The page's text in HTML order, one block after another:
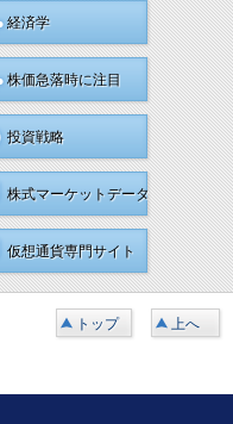
経済学
株価急落時に注目
投資戦略
株式マーケットデータ
仮想通貨専門サイト
トップ 上へ